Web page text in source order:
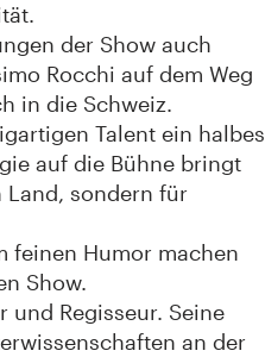
der Show auch
Rocchi auf dem Weg
in die Schweiz.
Talent ein halbes
auf die Bühne bringt
sondern für
feinen Humor machen
Show.
und Regisseur. Seine
an der